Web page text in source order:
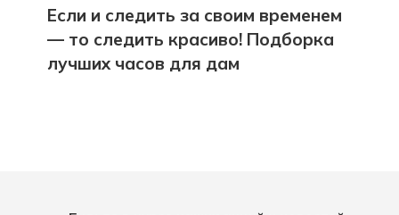
Если и следить за своим временем
— то следить красиво! Подборка
лучших часов для дам